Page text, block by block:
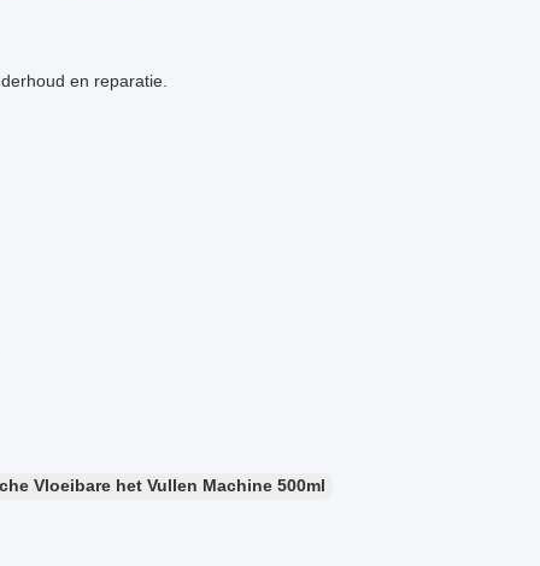
en reparatie.
Vloeibare het Vullen Machine 500ml